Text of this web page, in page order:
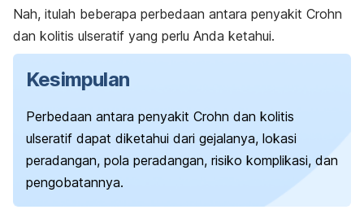
Nah, itulah beberapa perbedaan antara penyakit Crohn
dan kolitis ulseratif yang perlu Anda ketahui.
Kesimpulan
Perbedaan antara penyakit Crohn dan kolitis
ulseratif dapat diketahui dari gejalanya, lokasi
peradangan, pola peradangan, risiko komplikasi, dan
pengobatannya.